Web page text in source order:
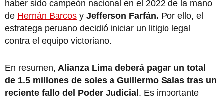
haber sido campeón nacional en el 2022 de la mano
de Hernán Barcos y Jefferson Farfán. Por ello, el
estratega peruano decidió iniciar un litigio legal
contra el equipo victoriano.
En resumen, Alianza Lima deberá pagar un total
de 1.5 millones de soles a Guillermo Salas tras un
reciente fallo del Poder Judicial. Es importante